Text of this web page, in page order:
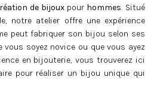
de bijoux pour hommes. Situé
notre atelier offre une expérience
peut fabriquer son bijou selon ses
vous soyez novice ou que vous ayez
en bijouterie, vous trouverez ici
pour réaliser un bijou unique qui